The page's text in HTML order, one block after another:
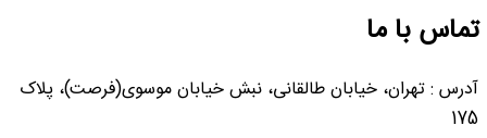
تماس با ما
آدرس : تهران، خیابان طالقانی، نبش خیابان موسوی(فرصت)، پلاک
175